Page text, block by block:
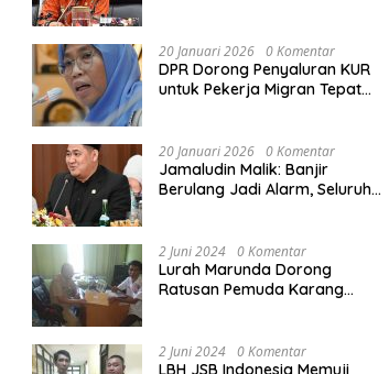
20 Januari 2026 0 Komentar
DPR Dorong Penyaluran KUR
untuk Pekerja Migran Tepat
PMI
20 Januari 2026 0 Komentar
Jamaludin Malik: Banjir
Berulang Jadi Alarm, Seluruh
2 Juni 2024 0 Komentar
Lurah Marunda Dorong
Ratusan Pemuda Karang
Paralegal Gratis Yang
Diadakan LBH JSB Indonesia
2 Juni 2024 0 Komentar
LBH JSB Indonesia Memuji